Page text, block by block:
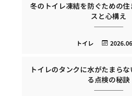
冬のトイレ凍結を防ぐための
スと心構え
トイレ
トイレのタンクに水がたまら
る点検の秘訣